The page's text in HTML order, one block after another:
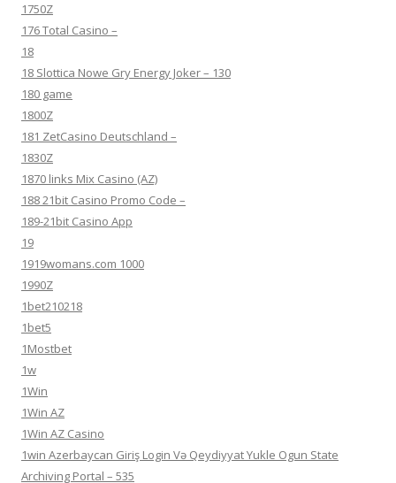
1750Z
176 Total Casino –
18
18 Slottica Nowe Gry Energy Joker – 130
180 game
1800Z
181 ZetCasino Deutschland –
1830Z
1870 links Mix Casino (AZ)
188 21bit Casino Promo Code –
189-21bit Casino App
19
1919womans.com 1000
1990Z
1bet210218
1bet5
1Mostbet
1w
1Win
1Win AZ
1Win AZ Casino
1win Azerbaycan Giriş Login Və Qeydiyyat Yukle Ogun State
Archiving Portal – 535